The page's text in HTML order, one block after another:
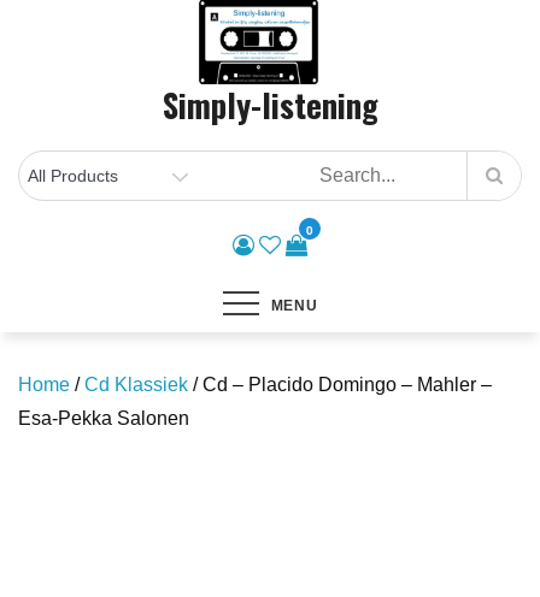
Simply-listening
0
MENU
Home /Cd Klassiek / Cd – Placido Domingo – Mahler –
Esa-Pekka Salonen